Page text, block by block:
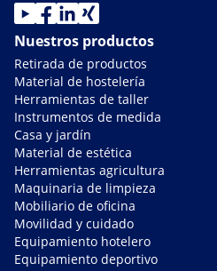
Nuestros productos
Retirada de productos
Material de hostelería
Herramientas de taller
Instrumentos de medida
Casa y jardín
Material de estética
Herramientas agricultura
Maquinaria de limpieza
Mobiliario de oficina
Movilidad y cuidado
Equipamiento hotelero
Equipamiento deportivo